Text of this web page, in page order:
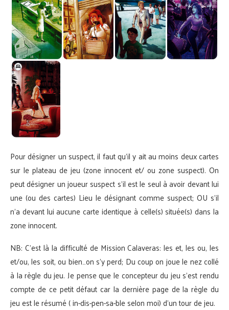
Pour désigner un suspect, il faut qu’il y ait au moins deux cartes
sur le plateau de jeu (zone innocent et/ ou zone suspect). On
peut désigner un joueur suspect s’il est le seul à avoir devant lui
une (ou des cartes) Lieu le désignant comme suspect; OU s’il
n’a devant lui aucune carte identique à celle(s) située(s) dans la
zone innocent.
NB: C’est là la difficulté de Mission Calaveras: les et, les ou, les
et/ou, les soit, ou bien…on s’y perd; Du coup on joue le nez collé
à la règle du jeu. Je pense que le concepteur du jeu s’est rendu
compte de ce petit défaut car la dernière page de la règle du
jeu est le résumé ( in-dis-pen-sa-ble selon moi) d’un tour de jeu.